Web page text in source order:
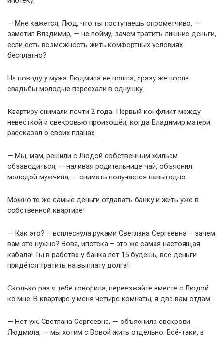
— Мне кажется, Люд, что ты поступаешь опрометчиво, —
заметил Владимир, — не пойму, зачем тратить лишние деньги,
если есть возможность жить комфортных условиях
бесплатно?
На поводу у мужа Людмила не пошла, сразу же после
свадьбы молодые переехали в однушку.
Квартиру снимали почти 2 года. Первый конфликт между
невесткой и свекровью произошёл, когда Владимир матери
рассказал о своих планах:
— Мы, мам, решили с Людой собственным жильём
обзаводиться, — наливая родительнице чай, объяснил
молодой мужчина, — снимать получается невыгодно.
Можно те же самые деньги отдавать банку и жить уже в
собственной квартире!
— Как это? – всплеснула руками Светлана Сергеевна – зачем
вам это нужно? Вова, ипотека – это же самая настоящая
кабала! Ты в рабстве у банка лет 15 будешь, все деньги
придётся тратить на выплату долга!
Сколько раз я тебе говорила, переезжайте вместе с Людой
ко мне. В квартире у меня четыре комнаты, я две вам отдам.
— Нет уж, Светлана Сергеевна, — объяснила свекрови
Людмила, — мы хотим с Вовой жить отдельно. Всё-таки, в